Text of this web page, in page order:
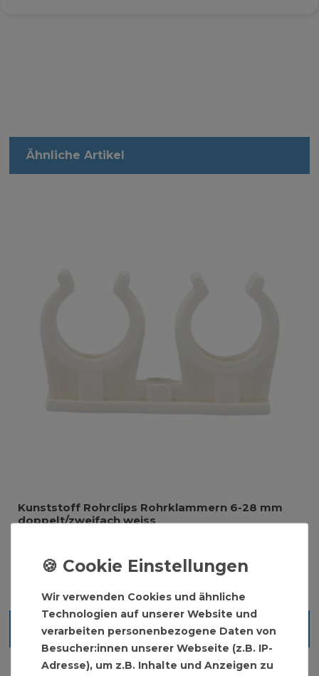
Ähnliche Artikel
Kunststoff Rohrclips Rohrklammern 6-28 mm
doppelt/zweifach weiss
Blick ins Sortiment
Wir verwenden Cookies und ähnliche
Technologien auf unserer Website und
verarbeiten personenbezogene Daten von
Besucher:innen unserer Webseite (z.B. IP-
Adresse), um z.B. Inhalte und Anzeigen zu